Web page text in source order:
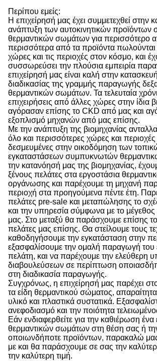
Περίπου εμείς:
Η επιχείρησή μας έχει συμμετεχθεί στην
ανάπτυξη των αυτοκινητικών
θερμαντικών σωμάτων για περισσότερο
περισσότερα από τα προϊόντα πωλούνται
χώρες και τις περιοχές στον κόσμο, και
συσσωρεύσει την πλούσια εμπειρία
επιχείρησή μας είναι καλή στην
διαδικασίας της γραμμής παραγωγής
θερμαντικών σωμάτων. Τα τελευταία
επιχειρήσεις από άλλες χώρες στην ίδια
αγόρασαν επίσης το CKD από μας και
εξοπλισμό μηχανών από μας επίσης.
Με την ανάπτυξη της βιομηχανίας
όλο και περισσότερες χώρες και περιοχές
δεσμευμένες στην οικοδόμηση των
εγκαταστάσεων συμπυκνωτών
την κατανόησή μας της βιομηχανίας,
ξένους πελάτες στα εργοστάσια
οργάνωσης και παρέχουμε τη μηχανή
περιοχή στα προηγούμενα πέντε έτη.
πελάτες pre-sale και μεταπώλησης το
και την υπηρεσία σύμφωνα με το
μας. Στο μεταξύ θα παράσχουμε επίσης
πελάτες μας επίσης. Θα στείλουμε τους
καθοδηγήσουμε την εγκατάσταση στην
εξασφαλίσουμε την ομαλή παραγωγή του
πελάτη, και να παρέχουμε την ελεύθερη
διαβουλεύσεων σε περίπτωση
στη διαδικασία παραγωγής.
Συγχρόνως, η επιχείρησή μας παρέχει
τα είδη θερμαντικού σώματος,
υλικό και πλαστικά συστατικά.
ανεφοδιασμό και την ποιότητα
Εάν ενδιαφερθείτε για την καθιέρωση
θερμαντικών σωμάτων στη θέση σας ή
οποιωνδήποτε προϊόντων, παρακαλώ
με και θα παράσχουμε σε σας την
την καλύτερη τιμή.